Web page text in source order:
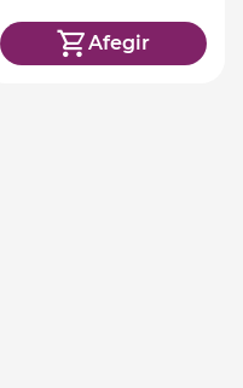
Afegir